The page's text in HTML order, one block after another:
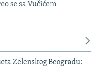
se sa Vučićem
Zelenskog Beogradu: